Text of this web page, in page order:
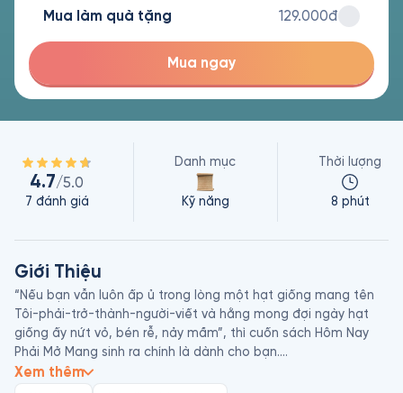
Mua làm quà tặng 129.000đ
Mua ngay
4.7/5.0
7 đánh giá
Danh mục
Kỹ năng
Thời lượng
8 phút
Giới Thiệu
“Nếu bạn vẫn luôn ấp ủ trong lòng một hạt giống mang tên
Tôi-phải-trở-thành-người-viết và hằng mong đợi ngày hạt
giống ấy nứt vỏ, bén rễ, nảy mầm”, thì cuốn sách Hôm Nay
Phải Mở Mang sinh ra chính là dành cho bạn.
Xem thêm